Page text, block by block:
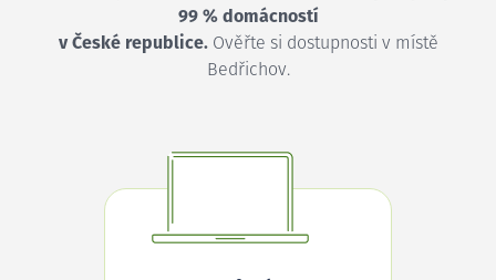
99 % domácností
v České republice.Ověřte si dostupnosti v místě
Bedřichov.